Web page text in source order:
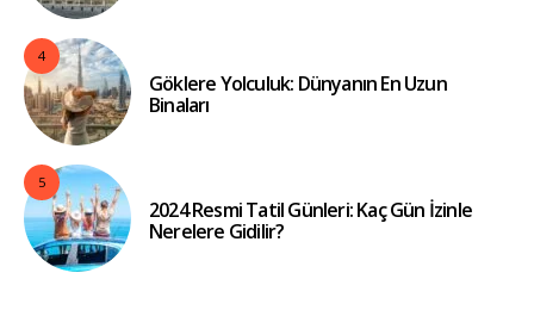
4
Göklere Yolculuk: Dünyanın En Uzun
Binaları
5
2024 Resmi Tatil Günleri: Kaç Gün İzinle
Nerelere Gidilir?